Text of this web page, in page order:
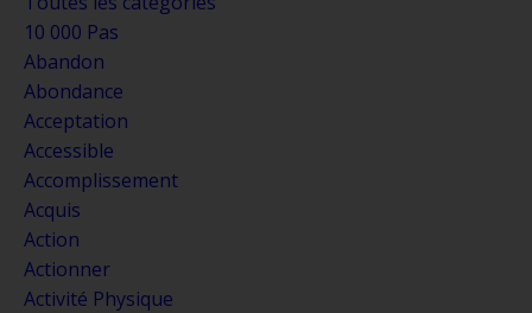
10 000 Pas
Abandon
Abondance
Acceptation
Accessible
Accomplissement
Acquis
Action
Actionner
Activité Physique